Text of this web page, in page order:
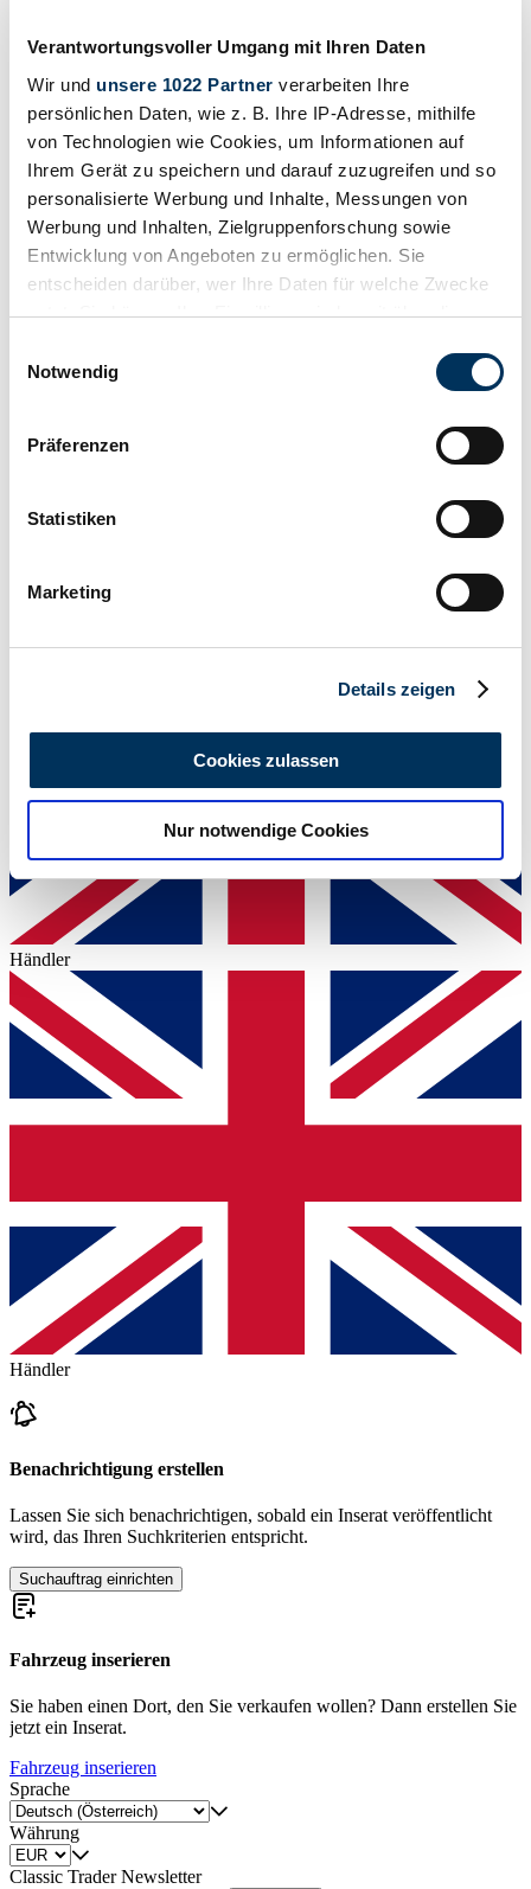
Verantwortungsvoller Umgang mit Ihren Daten
Wir und unsere 1022 Partner verarbeiten Ihre
persönlichen Daten, wie z. B. Ihre IP-Adresse, mithilfe
von Technologien wie Cookies, um Informationen auf
Ihrem Gerät zu speichern und darauf zuzugreifen und so
personalisierte Werbung und Inhalte, Messungen von
Werbung und Inhalten, Zielgruppenforschung sowie
Entwicklung von Angeboten zu ermöglichen. Sie
entscheiden darüber, wer Ihre Daten für welche Zwecke
nutzt. Sie können Ihre Einwilligung jederzeit über die
Trigger Symbol ändern oder widerrufen
Informationen über Ihre geografische Lage
können
bestimmten Merkmalen (Fingerprinting) identifizieren
Erfahren Sie mehr darüber, wie Ihre persönlichen Daten
analysieren. Außerdem geben wir Informationen zu Ihrer
Verwendung unserer Website an unsere Partner für
soziale Medien, Werbung und Analysen weiter. Unsere
Partner führen diese Informationen möglicherweise mit
weiteren Daten zusammen, die Sie ihnen bereitgestellt
haben oder die sie im Rahmen Ihrer Nutzung der Dienste
gesammelt haben.Datenschutzerklärung
Notwendig
Präferenzen
Statistiken
Marketing
Details zeigen
Cookies zulassen
Nur notwendige Cookies
Karosserieform
Leistung (kW/PS)
Händler
Händler
Benachrichtigung erstellen
Lassen Sie sich benachrichtigen, sobald ein Inserat veröffentlicht
wird, das Ihren Suchkriterien entspricht.
Suchauftrag einrichten
Fahrzeug inserieren
Sie haben einen Dort, den Sie verkaufen wollen? Dann erstellen Sie
jetzt ein Inserat.
Fahrzeug inserieren
Sprache
Währung
Classic Trader Newsletter